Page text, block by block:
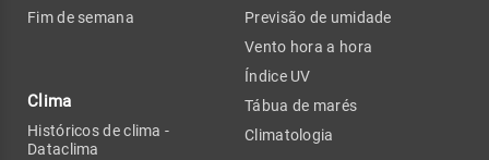
Fim de semana
Clima
Históricos de clima -
Dataclima
Previsão de umidade
Vento hora a hora
Índice UV
Tábua de marés
Climatologia